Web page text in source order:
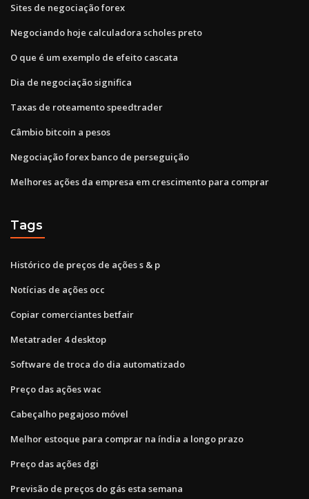
Sites de negociação forex
Negociando hoje calculadora scholes preto
O que é um exemplo de efeito cascata
Dia de negociação significa
Taxas de roteamento speedtrader
Câmbio bitcoin a pesos
Negociação forex banco de perseguição
Melhores ações da empresa em crescimento para comprar
Tags
Histórico de preços de ações s & p
Notícias de ações occ
Copiar comerciantes betfair
Metatrader 4 desktop
Software de troca do dia automatizado
Preço das ações wac
Cabeçalho pegajoso móvel
Melhor estoque para comprar na índia a longo prazo
Preço das ações dgi
Previsão de preços do gás esta semana